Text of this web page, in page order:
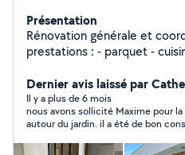
Présentation
Rénovation générale et
prestations : - parquet - cuisine sur mesure - dressing
Placo ) - bandes - peinture - carrelage sol et mur -
terrasse bois - bardage
Dernier avis laissé par
Il y a plus de 6 mois
nous avons sollicité Maxime pour
autour du jardin. il a été de bon conseil et son travail est de